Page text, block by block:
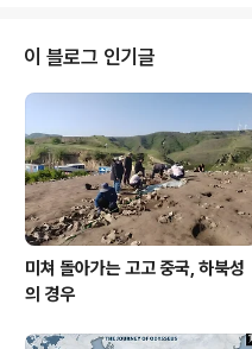
판다면 한 번 심어보고 싶다. 나이 들수
마련이고 이쁜 것은 덮어놓고 좋다.
이 블로그 인기글
미쳐 돌아가는 고고 중국, 하북성
의 경우